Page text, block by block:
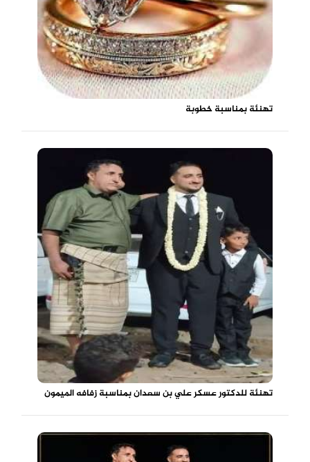
تهنئة بمناسبة خطوبة
تهنئة للدكتور عسكر علي بن سعدان بمناسبة زفافه الميمون